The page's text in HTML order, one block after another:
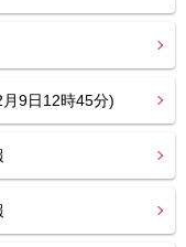
9日12時45分)